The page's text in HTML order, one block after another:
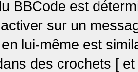
BBCode est
sur un
lui-même est
des crochets [